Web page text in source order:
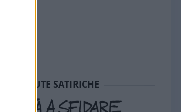
SEDUTE SATIRICHE